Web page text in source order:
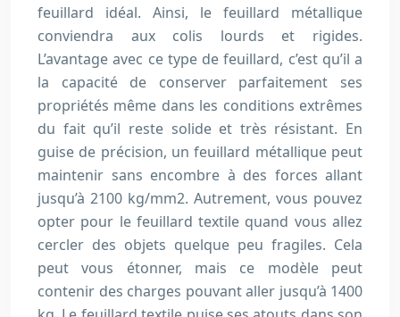
feuillard idéal. Ainsi, le feuillard métallique
conviendra aux colis lourds et rigides.
L’avantage avec ce type de feuillard, c’est qu’il a
la capacité de conserver parfaitement ses
propriétés même dans les conditions extrêmes
du fait qu’il reste solide et très résistant. En
guise de précision, un feuillard métallique peut
maintenir sans encombre à des forces allant
jusqu’à 2100 kg/mm2. Autrement, vous pouvez
opter pour le feuillard textile quand vous allez
cercler des objets quelque peu fragiles. Cela
peut vous étonner, mais ce modèle peut
contenir des charges pouvant aller jusqu’à 1400